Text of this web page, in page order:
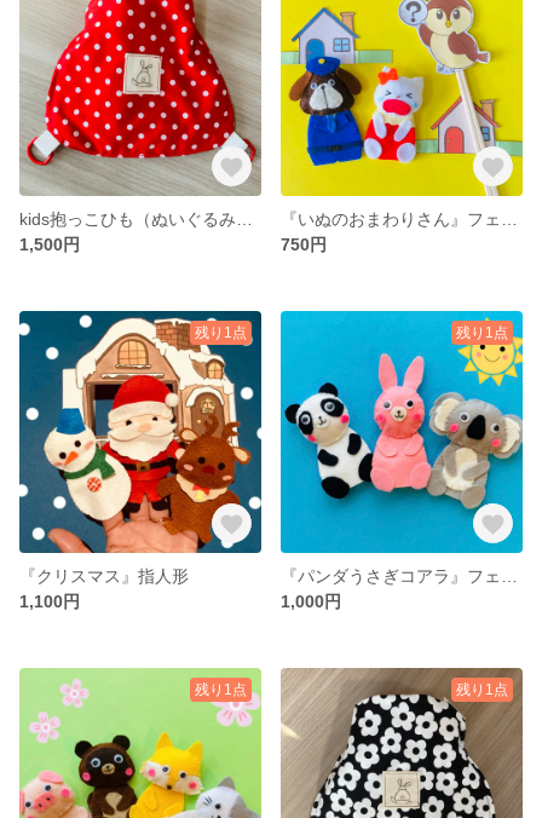
1,500円
750円
残り1点
『クリスマス』指人形
1,100円
残り1点
1,000円
残り1点 残り1点